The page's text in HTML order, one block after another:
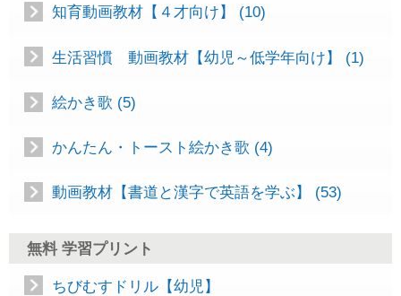
知育動画教材【４才向け】 (10)
生活習慣 動画教材【幼児～低学年向け】 (1)
絵かき歌 (5)
かんたん・トースト絵かき歌 (4)
動画教材【書道と漢字で英語を学ぶ】 (53)
無料 学習プリント
ちびむすドリル【幼児】